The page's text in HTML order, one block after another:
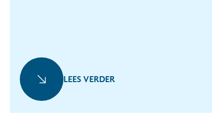
LEES VERDER